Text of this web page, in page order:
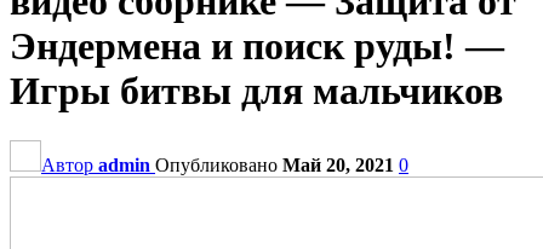
Эндермена и поиск руды! —
Игры битвы для мальчиков
Автор admin Опубликовано Май 20, 2021 0